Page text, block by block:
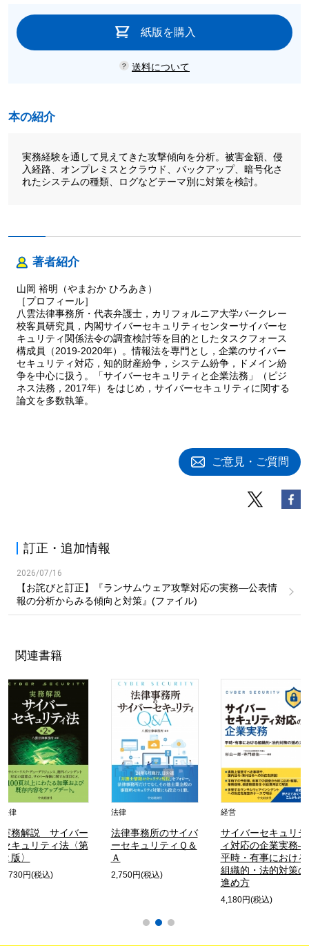
紙版を購入
送料について
本の紹介
実務経験を通して見えてきた攻撃傾向を分析。被害金額、侵
入経路、オンプレミスとクラウド、バックアップ、暗号化さ
れたシステムの種類、ログなどテーマ別に対策を検討。
著者紹介
山岡 裕明（やまおか ひろあき）
［プロフィール］
八雲法律事務所・代表弁護士，カリフォルニア大学バークレー
校客員研究員，内閣サイバーセキュリティセンターサイバーセ
キュリティ関係法令の調査検討等を目的としたタスクフォース
構成員（2019-2020年）。情報法を専門とし，企業のサイバー
セキュリティ対応，知的財産紛争，システム紛争，ドメイン紛
争を中心に扱う。「サイバーセキュリティと企業法務」（ピジ
ネス法務，2017年）をはじめ，サイバーセキュリティに関する
論文を多数執筆。
ご意見・ご質問
訂正・追加情報
2026/07/16
【お詫びと訂正】『ランサムウェア攻撃対応の実務―公表情
報の分析からみる傾向と対策』(ファイル)
関連書籍
法律
実務解説 サイバー
セキュリティ法〈第
２版〉
4,730円(税込)
法律
法律事務所のサイバ
ーセキュリティＱ＆
Ａ
2,750円(税込)
経営
サイバーセキュリテ
ィ対応の企業実務―
平時・有事における
組織的・法的対策の
進め方
4,180円(税込)